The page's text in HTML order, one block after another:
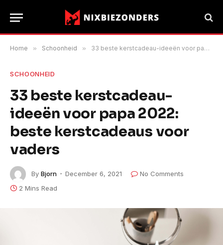
Home » Schoonheid » 33 beste kerstcadeau-ideeën voor papa 2022: beste kerstcadeaus voor vaders
SCHOONHEID
33 beste kerstcadeau-
ideeën voor papa 2022:
beste kerstcadeaus voor
vaders
By Bjorn December 6, 2021
No Comments
2 Mins Read